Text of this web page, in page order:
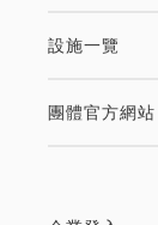
設施一覽
團體官方網站